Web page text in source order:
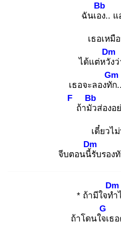
ฉันเอง
Bb
.. แ
เธอเหมื
ได้แต่หวัง
Dm
เธอจะลองทัก
Gm
F
ถ้ามัว
Bb
ส่องอ
เดี๋ยวไ
จีบตอนนี้รั
Dm
บรอง
* ถ้ามีใจทำ
Dm
ถ้าโดนใจเ
G
ธ